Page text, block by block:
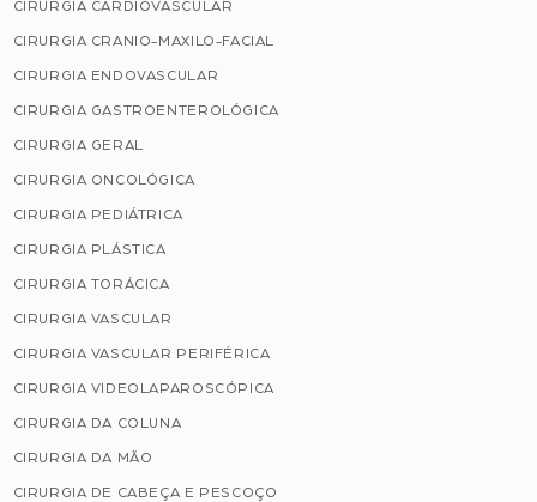
CIRURGIA CARDIOVASCULAR
CIRURGIA CRANIO-MAXILO-FACIAL
CIRURGIA ENDOVASCULAR
CIRURGIA GASTROENTEROLÓGICA
CIRURGIA GERAL
CIRURGIA ONCOLÓGICA
CIRURGIA PEDIÁTRICA
CIRURGIA PLÁSTICA
CIRURGIA TORÁCICA
CIRURGIA VASCULAR
CIRURGIA VASCULAR PERIFÉRICA
CIRURGIA VIDEOLAPAROSCÓPICA
CIRURGIA DA COLUNA
CIRURGIA DA MÃO
CIRURGIA DE CABEÇA E PESCOÇO